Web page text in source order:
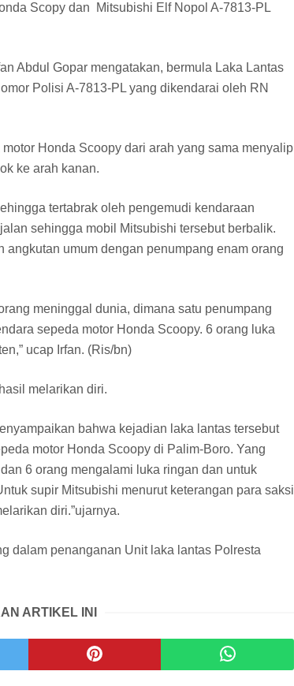
Scopy dan Mitsubishi Elf Nopol A-7813-PL
Abdul Gopar mengatakan, bermula Laka Lantas
Polisi A-7813-PL yang dikendarai oleh RN
Honda Scoopy dari arah yang sama menyalip
ke arah kanan.
tertabrak oleh pengemudi kendaraan
sehingga mobil Mitsubishi tersebut berbalik.
angkutan umum dengan penumpang enam orang
meninggal dunia, dimana satu penumpang
sepeda motor Honda Scoopy. 6 orang luka
ucap Irfan. (Ris/bn)
melarikan diri.
bahwa kejadian laka lantas tersebut
motor Honda Scoopy di Palim-Boro. Yang
6 orang mengalami luka ringan dan untuk
supir Mitsubishi menurut keterangan para saksi
diri.”ujarnya.
dalam penanganan Unit laka lantas Polresta
ARTIKEL INI